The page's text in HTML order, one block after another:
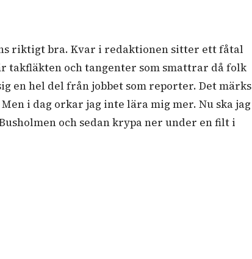
riktigt bra. Kvar i redaktionen sitter ett fåtal
takfläkten och tangenter som smattrar då folk
en hel del från jobbet som reporter. Det märks
i dag orkar jag inte lära mig mer. Nu ska jag
och sedan krypa ner under en filt i